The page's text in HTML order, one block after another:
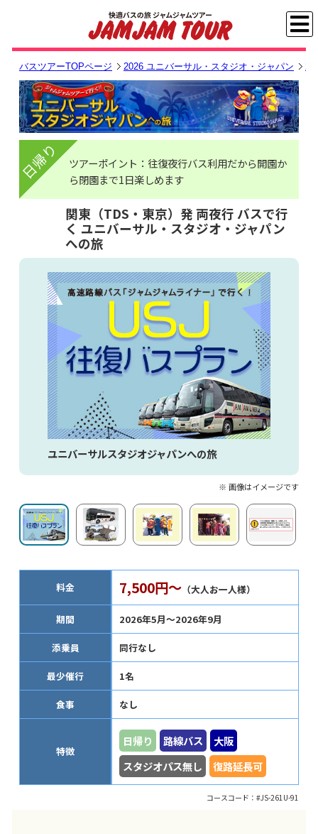
バスツアーTOPページ 2026 ユニバーサル・スタジオ・ジャパン
ツアーポイント：往復夜行バス利用だから開園か
ら閉園まで1日楽しめます
日帰り
関東（TDS・東京）発 両夜行 バスで行
く ユニバーサル・スタジオ・ジャパン
への旅
ユニバーサルスタジオジャパンへの旅
※ 画像はイメージです
料金 7,500円～ （大人お一人様）
期間 2026年5月～2026年9月
添乗員 同行なし
最少催行 1名
食事 なし
特徴
日帰り 路線バス
大阪
スタジオパス無し
復路延長可
コースコード：#JS-261U-91